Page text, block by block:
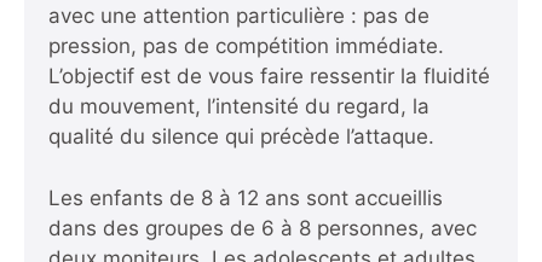
avec une attention particulière : pas de
pression, pas de compétition immédiate.
L’objectif est de vous faire ressentir la fluidité
du mouvement, l’intensité du regard, la
qualité du silence qui précède l’attaque.
Les enfants de 8 à 12 ans sont accueillis
dans des groupes de 6 à 8 personnes, avec